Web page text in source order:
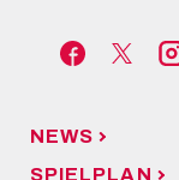
NEWS
SPIELPLAN